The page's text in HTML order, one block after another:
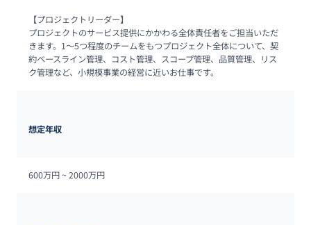
【プロジェクトリーダー】
プロジェクトのサービス提供にかかわる全体責任者をご担当いただ
きます。1～5つ程度のチームをもつプロジェクト全体について、契
約ベースライン管理、コスト管理、スコープ管理、品質管理、リス
ク管理など、小規模事業の経営に近いお仕事です。
想定年収
600万円 ~ 2000万円